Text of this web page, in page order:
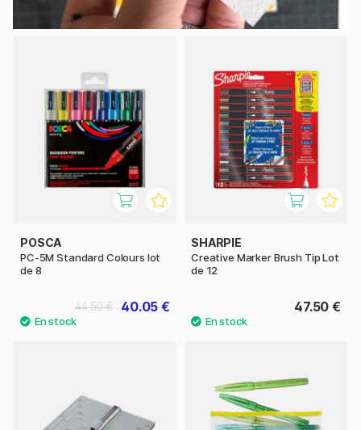
POSCA
PC-5M Standard Colours lot
de 8
40.05 €
44.50 €
SHARPIE
Creative Marker Brush Tip Lot
de 12
47.50 €